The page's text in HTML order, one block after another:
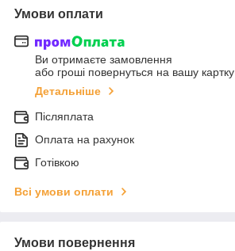
Умови оплати
Ви отримаєте замовлення
або гроші повернуться на вашу картку
Детальніше
Післяплата
Оплата на рахунок
Готівкою
Всі умови оплати
Умови повернення